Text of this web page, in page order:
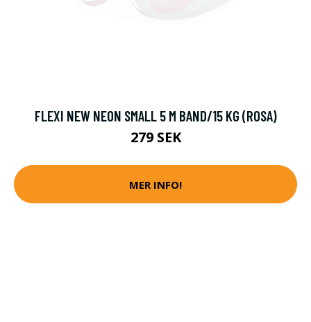
FLEXI NEW NEON SMALL 5 M BAND/15 KG (ROSA)
279 SEK
MER INFO!